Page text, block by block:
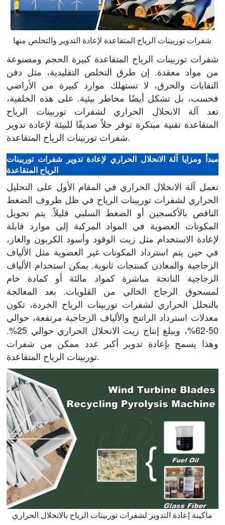
شفرات توربينات الرياح المتقاعدة لإعادة التدوير والتخلص منها
شفرات توربينات الرياح المتقاعدة كبيرة الحجم ومصنوعة
من مواد معقدة. إن طرق التخلص التقليدية، مثل دفن
النفايات والحرق، لا تستهلك موارد كبيرة من الأراضي
فحسب، بل تشكل أيضًا مخاطر بيئية. على هذه الخلفية،
تعد آلة الانحلال الحراري لشفرات توربينات الرياح
المتقاعدة تقنية مبتكرة توفر حلاً صديقًا للبيئة لإعادة تدوير
شفرات توربينات الرياح المتقاعدة.
مبدأ ومزايا آلة الانحلال الحراري لإعادة تدوير شفرات توربينات
الرياح المتقاعدة
تعمل آلة الانحلال الحراري في المقام الأول على التحليل
الحراري لشفرات توربينات الرياح في ظل ظروف الضغط
الناقص بالأكسجين أو الضغط السلبي قليلاً. يتم تحويل
المكونات العضوية في المواد المركبة إلى موارد قابلة
لإعادة الاستخدام مثل زيت الوقود وأسود الكربون والغاز،
في حين يتم استرداد المكونات غير العضوية مثل الألياف
الزجاجية والمعادن كمنتجات ثانوية. يمكن استخدام الألياف
الزجاجية الناتجة مباشرة كمواد مالئة أو كمادة خام
لمسحوق الزجاج الخالي من القلويات. بعد المعالجة
بالتحلل الحراري لشفرات توربينات الرياح الخردة، تكون
معدلات استرداد الراتنج والألياف الزجاجية مرتفعة، حوالي
50-62%، ويبلغ إنتاج زيت الانحلال الحراري حوالي 25%.
وهذا يسمح بإعادة تدوير أكبر عدد ممكن من شفرات
توربينات الرياح المتقاعدة.
ماكينة إعادة التدوير لشفرات توربينات الرياح بالانحلال الحراري